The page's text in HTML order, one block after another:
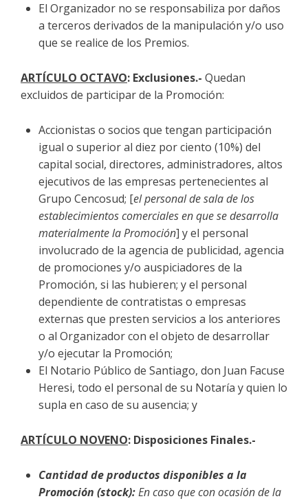
El Organizador no se responsabiliza por daños
a terceros derivados de la manipulación y/o uso
que se realice de los Premios.
ARTÍCULO OCTAVO: Exclusiones.- Quedan
excluidos de participar de la Promoción:
Accionistas o socios que tengan participación
igual o superior al diez por ciento (10%) del
capital social, directores, administradores, altos
ejecutivos de las empresas pertenecientes al
Grupo Cencosud; [el personal de sala de los
establecimientos comerciales en que se desarrolla
materialmente la Promoción] y el personal
involucrado de la agencia de publicidad, agencia
de promociones y/o auspiciadores de la
Promoción, si las hubieren; y el personal
dependiente de contratistas o empresas
externas que presten servicios a los anteriores
o al Organizador con el objeto de desarrollar
y/o ejecutar la Promoción;
El Notario Público de Santiago, don Juan Facuse
Heresi, todo el personal de su Notaría y quien lo
supla en caso de su ausencia; y
ARTÍCULO NOVENO: Disposiciones Finales.-
Cantidad de productos disponibles a la
Promoción (stock):En caso que con ocasión de la